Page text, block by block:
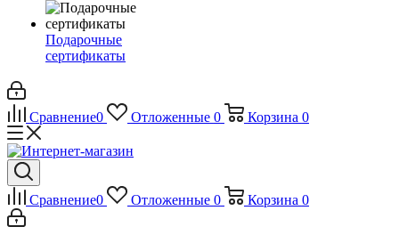
Подарочные
сертификаты
Сравнение0 Отложенные 0 Корзина 0
Сравнение0 Отложенные 0 Корзина 0